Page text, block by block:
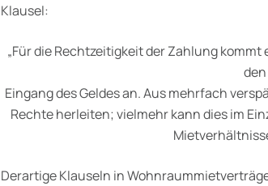
Klausel:
„Für die Rechtzeitigkeit der Zahlung
den
Eingang des Geldes an. Aus mehrfach
Rechte herleiten; vielmehr kann dies im
Derartige Klauseln in